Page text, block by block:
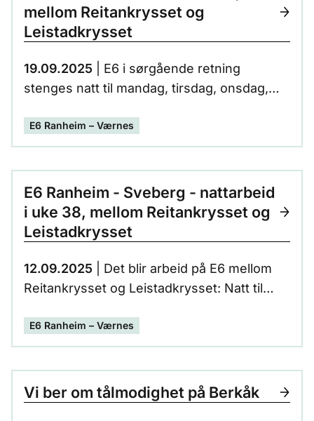
nordover.
mellom Reitankrysset og
Leistadkrysset
19.09.2025 | E6 i sørgående retning
stenges natt til mandag, tirsdag, onsdag,
retning stenges natt til torsdag.
E6 Ranheim – Værnes
E6 Ranheim - Sveberg - nattarbeid
i uke 38, mellom Reitankrysset og
Leistadkrysset
12.09.2025 | Det blir arbeid på E6 mellom
Reitankrysset og Leistadkrysset: Natt til
onsdag, torsdag, fredag og lørdag stenges
E6 i sørgående retning
E6 Ranheim – Værnes
Vi ber om tålmodighet på Berkåk